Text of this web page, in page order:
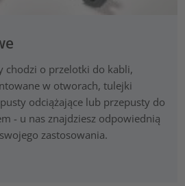
chodzi o przelotki do kabli,
w otworach, tulejki
odciążające lub przepusty do
- u nas znajdziesz odpowiednią
zastosowania.